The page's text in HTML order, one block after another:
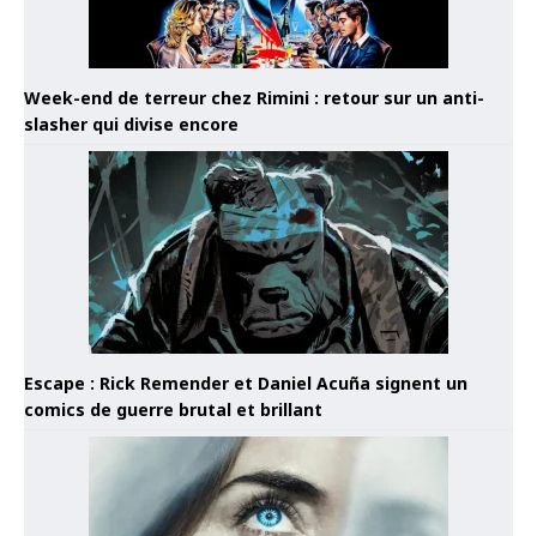
Week-end de terreur chez Rimini : retour sur un anti-
slasher qui divise encore
Escape : Rick Remender et Daniel Acuña signent un
comics de guerre brutal et brillant